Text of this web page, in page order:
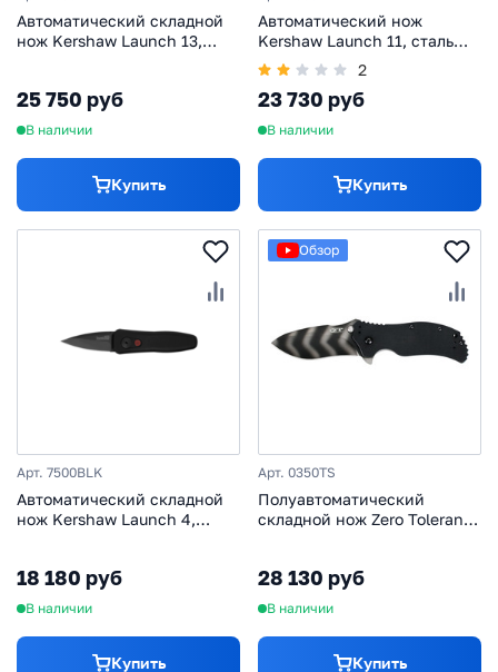
Автоматический складной
нож Kershaw Launch 13,
25 750 руб
В наличии
Купить
Автоматический нож
Kershaw Launch 11, сталь
CPM-154, рукоять
алюминий, черный
2
23 730 руб
В наличии
Купить
Арт. 7500BLK
Автоматический складной
нож Kershaw Launch 4,
18 180 руб
В наличии
Купить
Обзор
Арт. 0350TS
Полуавтоматический
складной нож Zero Tolerance
28 130 руб
В наличии
Купить